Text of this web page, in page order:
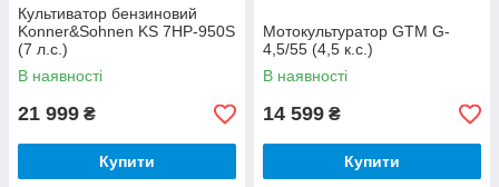
Культиватор бензиновий
Konner&Sohnen KS 7HP-950S
(7 л.с.)
В наявності
21 999 ₴
Купити
Мотокультуратор GTM G-
4,5/55 (4,5 к.с.)
В наявності
14 599 ₴
Купити